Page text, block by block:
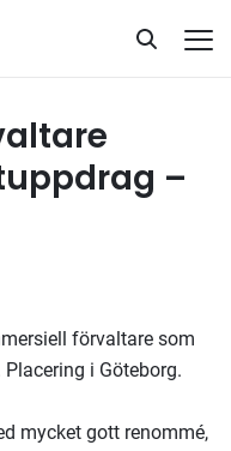
för konsultuppdrag
–
förvaltare som
i Göteborg.
mycket gott renommé,